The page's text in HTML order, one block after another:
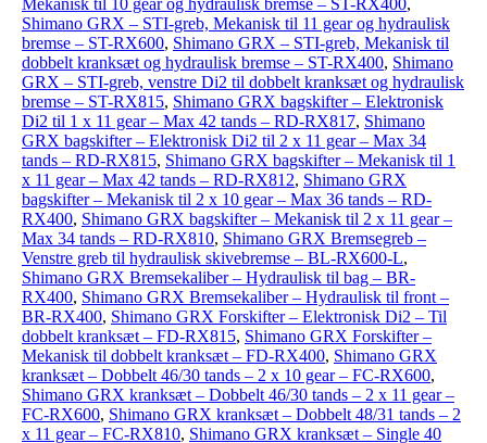
Mekanisk til 10 gear og hydraulisk bremse – ST-RX400,
Shimano GRX – STI-greb, Mekanisk til 11 gear og hydraulisk
bremse – ST-RX600, Shimano GRX – STI-greb, Mekanisk til
dobbelt kranksæt og hydraulisk bremse – ST-RX400, Shimano
GRX – STI-greb, venstre Di2 til dobbelt kranksæt og hydraulisk
bremse – ST-RX815, Shimano GRX bagskifter – Elektronisk
Di2 til 1 x 11 gear – Max 42 tands – RD-RX817, Shimano
GRX bagskifter – Elektronisk Di2 til 2 x 11 gear – Max 34
tands – RD-RX815, Shimano GRX bagskifter – Mekanisk til 1
x 11 gear – Max 42 tands – RD-RX812, Shimano GRX
bagskifter – Mekanisk til 2 x 10 gear – Max 36 tands – RD-
RX400, Shimano GRX bagskifter – Mekanisk til 2 x 11 gear –
Max 34 tands – RD-RX810, Shimano GRX Bremsegreb –
Venstre greb til hydraulisk skivebremse – BL-RX600-L,
Shimano GRX Bremsekaliber – Hydraulisk til bag – BR-
RX400, Shimano GRX Bremsekaliber – Hydraulisk til front –
BR-RX400, Shimano GRX Forskifter – Elektronisk Di2 – Til
dobbelt kranksæt – FD-RX815, Shimano GRX Forskifter –
Mekanisk til dobbelt kranksæt – FD-RX400, Shimano GRX
kranksæt – Dobbelt 46/30 tands – 2 x 10 gear – FC-RX600,
Shimano GRX kranksæt – Dobbelt 46/30 tands – 2 x 11 gear –
FC-RX600, Shimano GRX kranksæt – Dobbelt 48/31 tands – 2
x 11 gear – FC-RX810, Shimano GRX kranksæt – Single 40